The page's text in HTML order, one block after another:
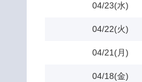
04/23(水)
04/22(火)
04/21(月)
04/18(金)